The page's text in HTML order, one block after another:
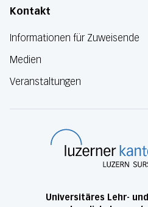
Kontakt
Informationen für Zuweisende
Medien
Veranstaltungen
Universitäres Lehr-